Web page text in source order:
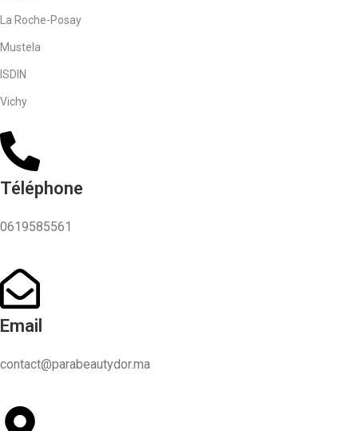
La Roche-Posay
Mustela
ISDIN
Vichy
Téléphone
0619585561
Email
contact@parabeautydor.ma